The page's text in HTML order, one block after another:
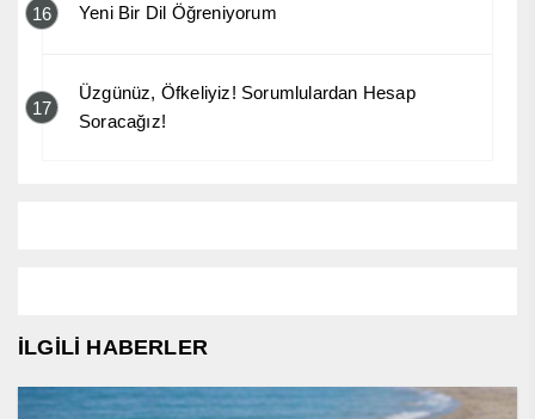
16 Yeni Bir Dil Öğreniyorum
17
Üzgünüz, Öfkeliyiz! Sorumlulardan Hesap
Soracağız!
İLGİLİ HABERLER